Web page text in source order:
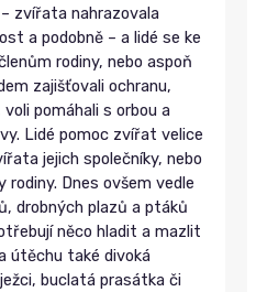
zvířata nahrazovala
a podobně – a lidé se ke
rodiny, nebo aspoň
zajišťovali ochranu,
pomáhali s orbou a
Lidé pomoc zvířat velice
jejich společníky, nebo
rodiny. Dnes ovšem vedle
drobných plazů a ptáků
něco hladit a mazlit
útěchu také divoká
buclatá prasátka či